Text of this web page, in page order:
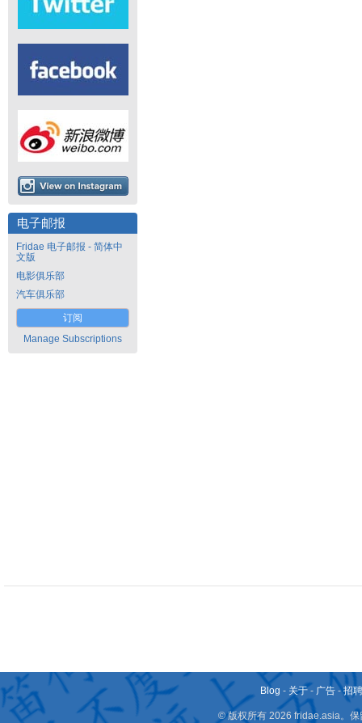
电子邮报
Fridae 电子邮报 - 简体中
文版
电影俱乐部
汽车俱乐部
订阅
Manage Subscriptions
Blog - 关于 - 广告 -招
© 版权所有 2026 fridae.asia。